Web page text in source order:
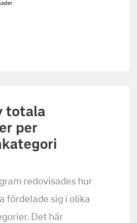
totala
per
redovisades hur
fördelade sig i olika
Det här